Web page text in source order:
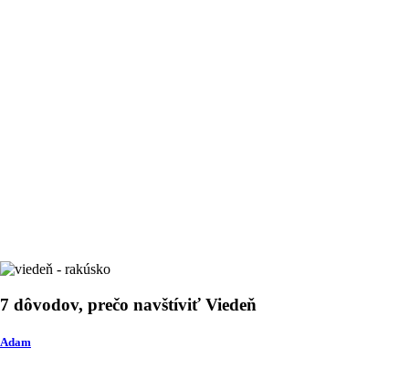
7 dôvodov, prečo navštíviť Viedeň
Adam